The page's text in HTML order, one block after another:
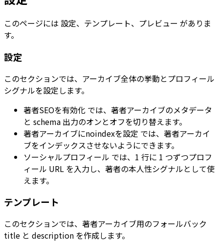
このページには 設定、 テンプレート、 プレビュー がありま
す。
設定
このセクションでは、アーカイブ全体の挙動とプロフィール
シグナルを設定します。
著者SEOを有効化 では、著者アーカイブのメタデータ
と schema 出力のオンとオフを切り替えます。
著者アーカイブにnoindexを設定 では、著者アーカイ
ブをインデックスさせないようにできます。
ソーシャルプロフィール では、1 行に 1 つずつプロフ
ィール URL を入力し、著者の本人性シグナルとして使
えます。
テンプレート
このセクションでは、著者アーカイブ用のフォールバック
title と description を作成します。